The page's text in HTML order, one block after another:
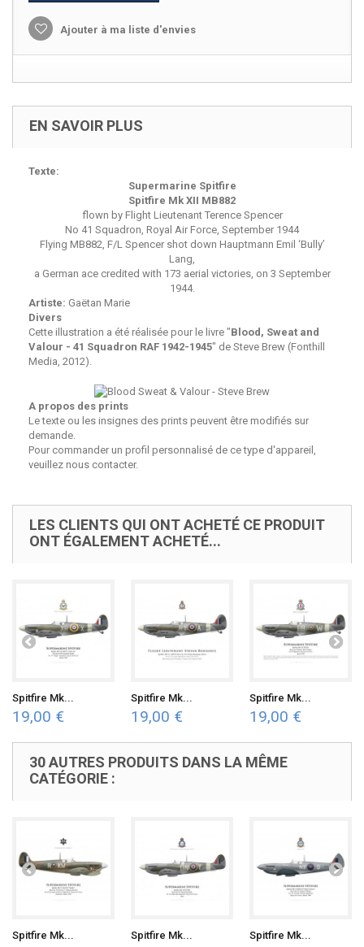
Ajouter à ma liste d'envies
EN SAVOIR PLUS
Texte:
Supermarine Spitfire
Spitfire Mk XII MB882
flown by Flight Lieutenant Terence Spencer
No 41 Squadron, Royal Air Force, September 1944
Flying MB882, F/L Spencer shot down Hauptmann Emil ‘Bully’
Lang,
a German ace credited with 173 aerial victories, on 3 September
1944.
Artiste: Gaëtan Marie
Divers
Cette illustration a été réalisée pour le livre "Blood, Sweat and
Valour - 41 Squadron RAF 1942-1945" de Steve Brew (Fonthill
Media, 2012).
A propos des prints
Le texte ou les insignes des prints peuvent être modifiés sur
demande.
Pour commander un profil personnalisé de ce type d'appareil,
veuillez nous contacter.
LES CLIENTS QUI ONT ACHETÉ CE PRODUIT
ONT ÉGALEMENT ACHETÉ...
Spitfire Mk...
19,00 €
Spitfire Mk...
19,00 €
Spitfire Mk...
19,00 €
30 AUTRES PRODUITS DANS LA MÊME
CATÉGORIE :
Spitfire Mk... Spitfire Mk... Spitfire Mk...